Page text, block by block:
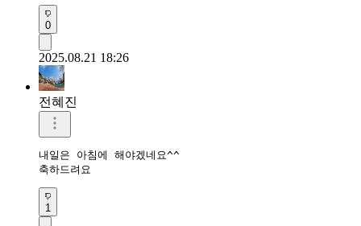
0
2025.08.21 18:26
전혜진
내일은 아침에 해야겠네요^^
축하드려요
1